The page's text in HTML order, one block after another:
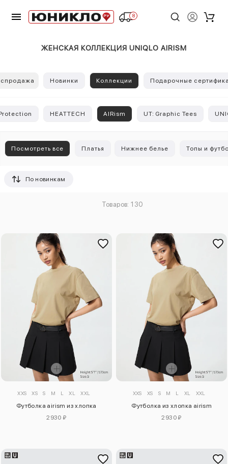
8
ЖЕНСКАЯ КОЛЛЕКЦИЯ UNIQLO AIRISM
Новинки Коллекции Подарочные
HEATTECH AIRism UT: Graphic Tees
Посмотреть все Платья Нижнее белье Топы и
По новинкам
Товаров: 130
XXS XS S M L XL XXL
Футболка airism из хлопка
2930 ₽
XXS XS S M L XL XXL
Футболка из хлопка airism
2930 ₽